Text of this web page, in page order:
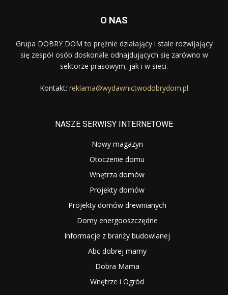
O NAS
Grupa DOBRY DOM to prężnie działający i stale rozwijający
się zespół osób doskonale odnajdujących się zarówno w
sektorze prasowym, jak i w sieci.
Kontakt: reklama@wydawnictwodobrydom.pl
NASZE SERWISY INTERNETOWE
Nowy magazyn
Otoczenie domu
Wnętrza domów
Projekty domów
Projekty domów drewnianych
Domy energooszczędne
Informacje z branży budowlanej
Abc dobrej mamy
Dobra Mama
Wnętrze i Ogród